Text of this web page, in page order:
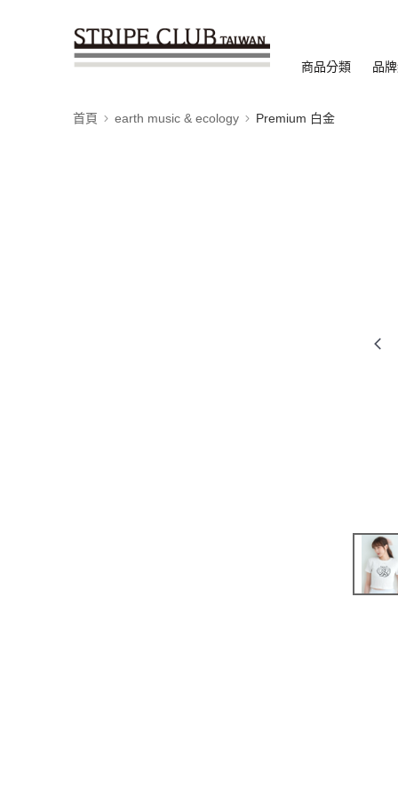
商品分類 品
首頁 earth music & ecology Premium 白金